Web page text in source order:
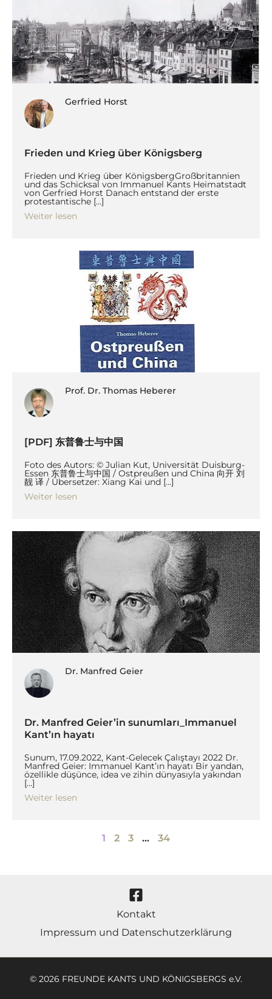
Gerfried Horst
Frieden und Krieg über Königsberg
Frieden und Krieg über KönigsbergGroßbritannien
und das Schicksal von Immanuel Kants Heimatstadt
von Gerfried Horst Danach entstand der erste
protestantische […]
Weiter lesen
Prof. Dr. Thomas Heberer
[PDF] 东普鲁士与中国
Foto des Autors: © Julian Kut, Universität Duisburg-
Essen 东普鲁士与中国 / Ostpreußen und China 向开 刘
靓 译 / Übersetzer: Xiang Kai und […]
Weiter lesen
Dr. Manfred Geier
Dr. Manfred Geier’in sunumları_Immanuel
Kant’ın hayatı
Sunum, 17.09.2022, Kant-Gelecek Çalıştayı 2022 Dr.
Manfred Geier: Immanuel Kant’ın hayatı Bir yandan,
özellikle düşünce, idea ve zihin dünyasıyla yakından
[…]
Weiter lesen
1 2 3 … 34
Kontakt
Impressum und Datenschutzerklärung
© 2026 FREUNDE KANTS UND KÖNIGSBERGS e.V.